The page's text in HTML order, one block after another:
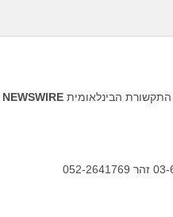
הבינלאומית